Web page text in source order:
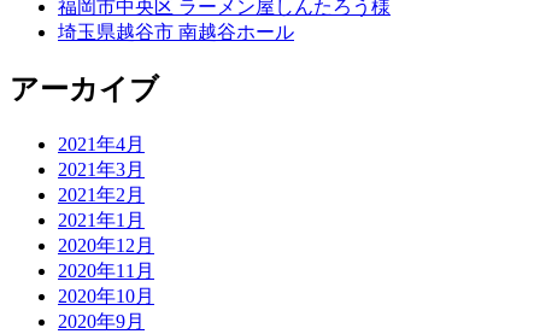
福岡市中央区 ラーメン屋しんたろう様
埼玉県越谷市 南越谷ホール
アーカイブ
2021年4月
2021年3月
2021年2月
2021年1月
2020年12月
2020年11月
2020年10月
2020年9月